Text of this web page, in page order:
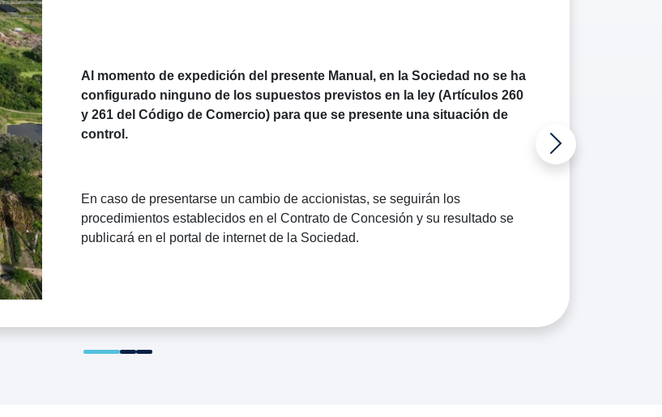
Al momento de expedición del presente Manual, en la Sociedad no se ha
configurado ninguno de los supuestos previstos en la ley (Artículos 260
y 261 del Código de Comercio) para que se presente una situación de
control.
En caso de presentarse un cambio de accionistas, se seguirán los
procedimientos establecidos en el Contrato de Concesión y su resultado se
publicará en el portal de internet de la Sociedad.